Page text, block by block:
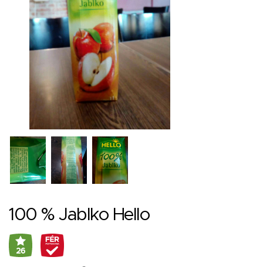
100 % Jablko Hello
26